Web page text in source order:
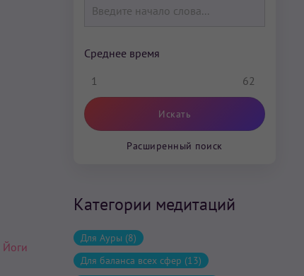
Йоги
Среднее время
1
62
Расширенный поиск
Категории медитаций
Для Ауры (8)
Для баланса всех сфер (13)